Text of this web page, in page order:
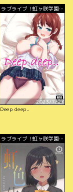
ラブライブ！虹ヶ咲学園ス
クールアイドル同好会
2023/7/27
Deep deep..
ラブライブ！虹ヶ咲学園ス
クールアイドル同好会